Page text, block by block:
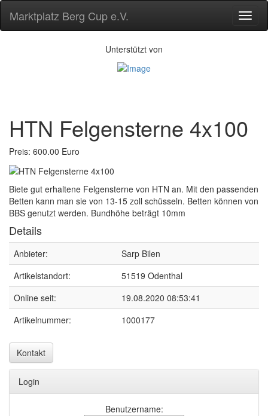
ein-/
Marktplatz Berg Cup e.V.
Unterstützt von
HTN Felgensterne 4x100
Preis: 600.00 Euro
Biete gut erhaltene Felgensterne von HTN an. Mit den passenden
Betten kann man sie von 13-15 zoll schüsseln. Betten können von
BBS genutzt werden. Bundhöhe beträgt 10mm
Details
Anbieter:
Sarp Bilen
Artikelstandort:
51519 Odenthal
Online seit:
19.08.2020 08:53:41
Artikelnummer:
1000177
Kontakt
Login
Benutzername: